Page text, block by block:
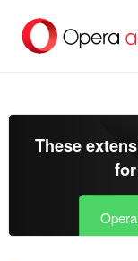
건
These